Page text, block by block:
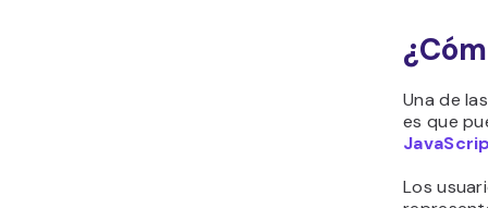
Una de
es que
Los